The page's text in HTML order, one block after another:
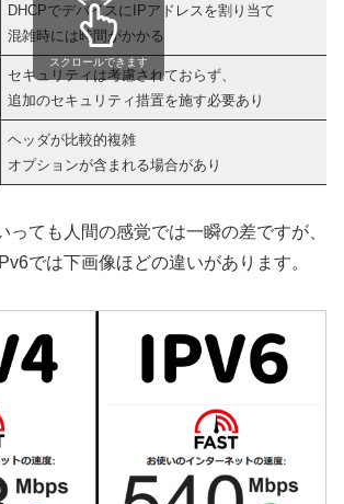
DHCPでデバイスにIPアドレスを割り当て
混雑時には時間がかかる
セキュリティは考慮されておらず、
追加のセキュリティ措置を施す必要あり
ヘッダが比較的複雑
オプションが含まれる場合があり
スクロールできます
っても人間の感覚では一瞬の差ですが、
では下画像ほどの違いがあります。